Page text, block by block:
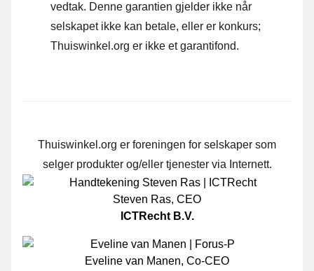
vedtak. Denne garantien gjelder ikke når
selskapet ikke kan betale, eller er konkurs;
Thuiswinkel.org er ikke et garantifond.
Thuiswinkel.org er foreningen for selskaper som
selger produkter og/eller tjenester via Internett.
Steven Ras, CEO
ICTRecht B.V.
Eveline van Manen, Co-CEO